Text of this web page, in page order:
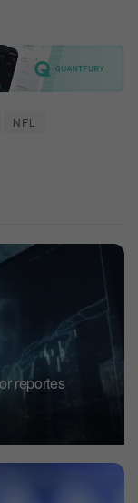
NFL
reportes